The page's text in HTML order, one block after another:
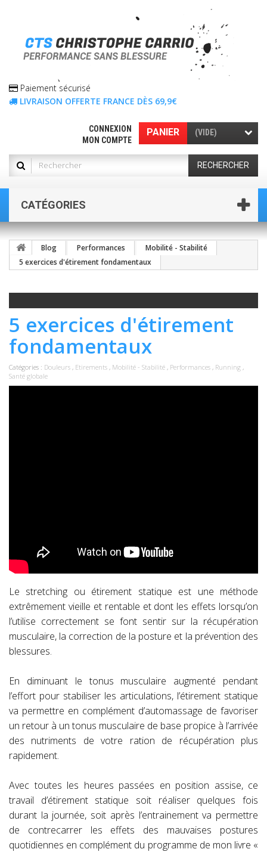
Paiement sécurisé
LIVRAISON OFFERTE FRANCE DÈS 69,9€
PANIER (VIDE)
CONNEXION
MON COMPTE
RECHERCHER
CATÉGORIES
Blog Performances
Mobilité - Stabilité
5 exercices d'étirement fondamentaux
5 exercices d'étirement
fondamentaux
Catégories : Douleurs , Etirements , Mobilité - Stabilité , Performances , Running ,
Santé globale
Le stretching ou étirement statique est une méthode
extrêmement vieille et rentable et dont les effets lorsqu’on
l’utilise correctement se font sentir sur la récupération
musculaire, la correction de la posture et la prévention des
blessures.
En diminuant le tonus musculaire augmenté pendant
l’effort pour stabiliser les articulations, l’étirement statique
va permettre en complément d’automassage de favoriser
un retour à un tonus musculaire de base propice à l’arrivée
des nutriments de votre ration de récupération plus
rapidement.
Avec toutes les heures passées en position assise, ce
travail d’étirement statique soit réaliser quelques fois
durant la journée, soit après l’entrainement va permettre
de contrecarrer les effets des mauvaises postures
quotidiennes en complément du programme de mon livre «